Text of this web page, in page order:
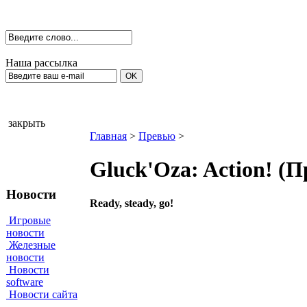
Наша рассылка
закрыть
Новости
Игровые
новости
Железные
новости
Новости
software
Новости сайта
Главная > Превью >
Gluck'Oza: Action!
Ready, steady, go!